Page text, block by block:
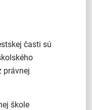
časti sú
právnej
škole